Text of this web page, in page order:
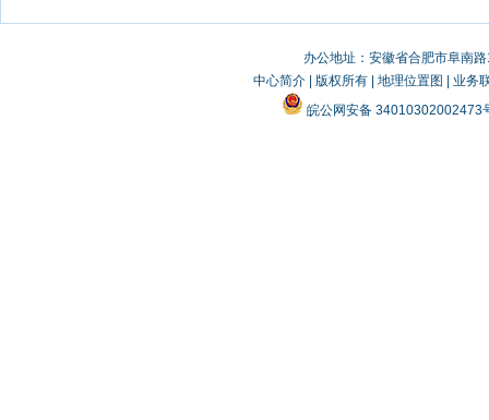
办公地址：安徽省合肥市阜南
中心简介| 版权所有| 地理位置图
业务
皖公网安备 34010302002473